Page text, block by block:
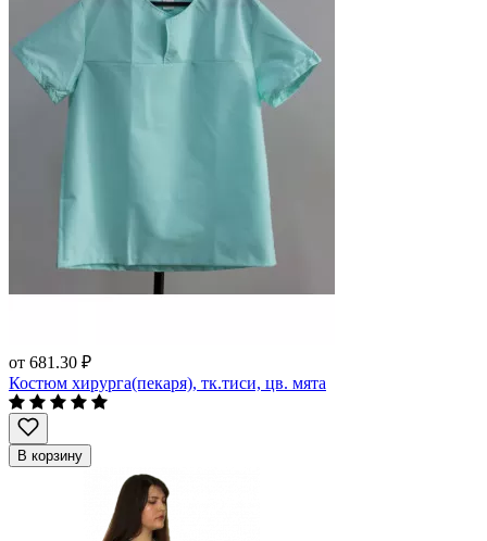
от 681.30 ₽
Костюм хирурга(пекаря), тк.тиси, цв. мята
В корзину